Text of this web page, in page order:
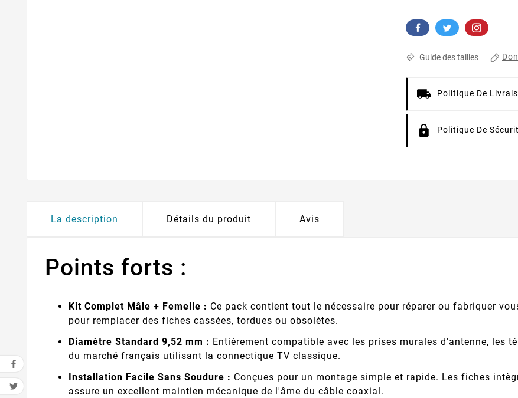
Guide des tailles
Politique De
Politique De
La description Détails du produit Avis
Points forts :
Kit Complet Mâle + Femelle : Ce pack contient tout le nécessaire pour réparer ou fabriquer
pour remplacer des fiches cassées, tordues ou obsolètes.
Diamètre Standard 9,52 mm : Entièrement compatible avec les prises murales d'antenne, les
du marché français utilisant la connectique TV classique.
Installation Facile Sans Soudure : Conçues pour un montage simple et rapide. Les fiches
assure un excellent maintien mécanique de l'âme du câble coaxial.